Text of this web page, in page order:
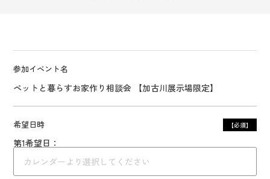
参加イベント名
ペットと暮らすお家作り相談会 【加古川展示場限定】
希望日時 【必須】
第1希望日：